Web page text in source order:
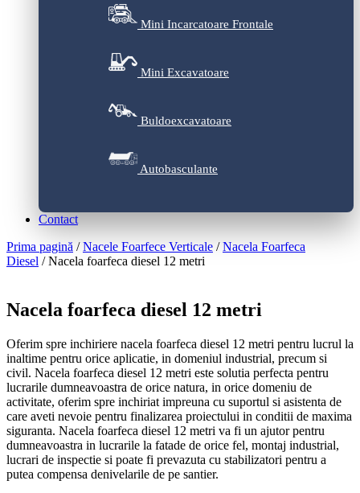
Mini Incarcatoare Frontale
Mini Excavatoare
Buldoexcavatoare
Autobasculante
Contact
Prima pagină /Nacele Foarfece Verticale /Nacela Foarfeca
Diesel / Nacela foarfeca diesel 12 metri
Nacela foarfeca diesel 12 metri
Oferim spre inchiriere nacela foarfeca diesel 12 metri pentru lucrul la
inaltime pentru orice aplicatie, in domeniul industrial, precum si
civil. Nacela foarfeca diesel 12 metri este solutia perfecta pentru
lucrarile dumneavoastra de orice natura, in orice domeniu de
activitate, oferim spre inchiriat impreuna cu suportul si asistenta de
care aveti nevoie pentru finalizarea proiectului in conditii de maxima
siguranta. Nacela foarfeca diesel 12 metri va fi un ajutor pentru
dumneavoastra in lucrarile la fatade de orice fel, montaj industrial,
lucrari de inspectie si poate fi prevazuta cu stabilizatori pentru a
putea compensa denivelarile de pe santier.